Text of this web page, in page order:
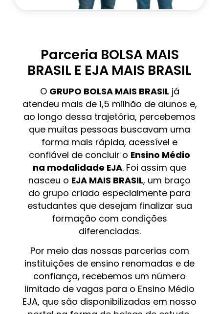
Parceria BOLSA MAIS
BRASIL E EJA MAIS BRASIL
O GRUPO BOLSA MAIS BRASIL já
atendeu mais de 1,5 milhão de alunos e,
ao longo dessa trajetória, percebemos
que muitas pessoas buscavam uma
forma mais rápida, acessível e
confiável de concluir o Ensino Médio
na modalidade EJA. Foi assim que
nasceu o EJA MAIS BRASIL, um braço
do grupo criado especialmente para
estudantes que desejam finalizar sua
formação com condições
diferenciadas.
Por meio das nossas parcerias com
instituições de ensino renomadas e de
confiança, recebemos um número
limitado de vagas para o Ensino Médio
EJA, que são disponibilizadas em nosso